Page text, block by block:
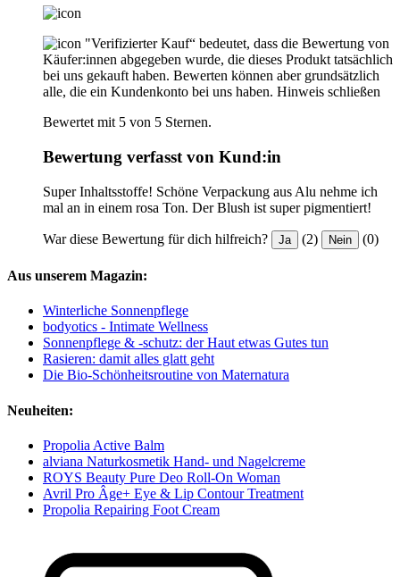
"Verifizierter Kauf“ bedeutet, dass die Bewertung von
Käufer:innen abgegeben wurde, die dieses Produkt tatsächlich
bei uns gekauft haben. Bewerten können aber grundsätzlich
alle, die ein Kundenkonto bei uns haben. Hinweis schließen
Bewertet mit 5 von 5 Sternen.
Bewertung verfasst von Kund:in
Super Inhaltsstoffe! Schöne Verpackung aus Alu nehme ich
mal an in einem rosa Ton. Der Blush ist super pigmentiert!
War diese Bewertung für dich hilfreich? Ja (2) Nein (0)
Aus unserem Magazin:
Winterliche Sonnenpflege
bodyotics - Intimate Wellness
Sonnenpflege & -schutz: der Haut etwas Gutes tun
Rasieren: damit alles glatt geht
Die Bio-Schönheitsroutine von Maternatura
Neuheiten:
Propolia Active Balm
alviana Naturkosmetik Hand- und Nagelcreme
ROYS Beauty Pure Deo Roll-On Woman
Avril Pro Âge+ Eye & Lip Contour Treatment
Propolia Repairing Foot Cream